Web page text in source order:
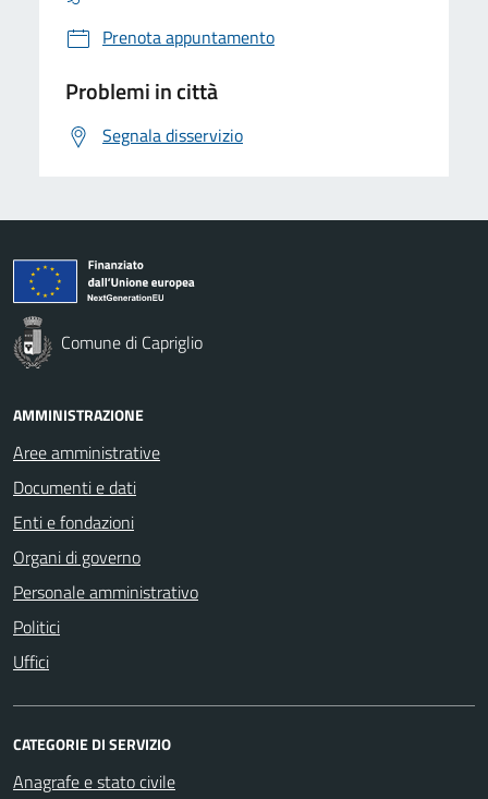
Prenota appuntamento
Problemi in città
Segnala disservizio
Comune di Capriglio
AMMINISTRAZIONE
Aree amministrative
Documenti e dati
Enti e fondazioni
Organi di governo
Personale amministrativo
Politici
Uffici
CATEGORIE DI SERVIZIO
Anagrafe e stato civile